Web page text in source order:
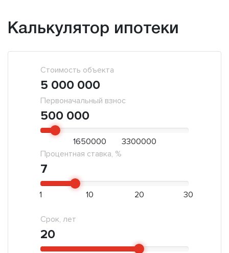
Калькулятор ипотеки
Первоначальный взнос
500 000
Стоимость объекта
5 000 000
1650000
3300000
Процентная ставка, %
7
1 10 20 30
Срок, лет
20